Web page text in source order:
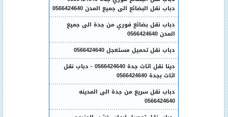
دباب نقل البضائع الى جميع المدن 0566424640
دباب نقل بضائع فوري من جدة الى جميع
المدن 0566424640
دباب نقل تحميل مستعجل 0566424640
دينا نقل اثاث جدة 0566424640 - دباب نقل
اثاث بجدة 0566424640
دباب نقل سريع من جدة الى المدينه
0566424640